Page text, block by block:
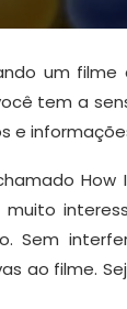
um
tem a
e
How
muito
Sem
ao filme.